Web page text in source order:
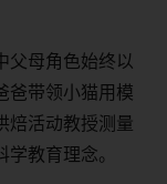
父母角色始终以
爸带领小猫用模
焙活动教授测量
教育理念。